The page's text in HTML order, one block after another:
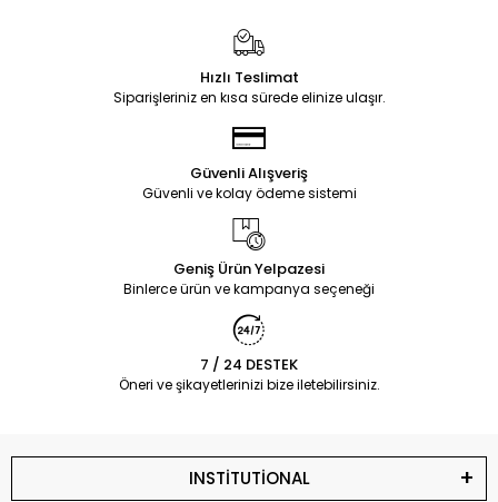
Hızlı Teslimat
Siparişleriniz en kısa sürede elinize ulaşır.
Güvenli Alışveriş
Güvenli ve kolay ödeme sistemi
Geniş Ürün Yelpazesi
Binlerce ürün ve kampanya seçeneği
7 / 24 DESTEK
Öneri ve şikayetlerinizi bize iletebilirsiniz.
INSTİTUTİONAL